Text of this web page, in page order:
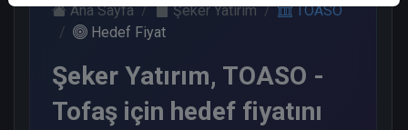
Ana Sayfa Şeker Yatırım
TOASO
Hedef Fiyat
Şeker Yatırım, TOASO -
Tofaş için hedef fiyatını